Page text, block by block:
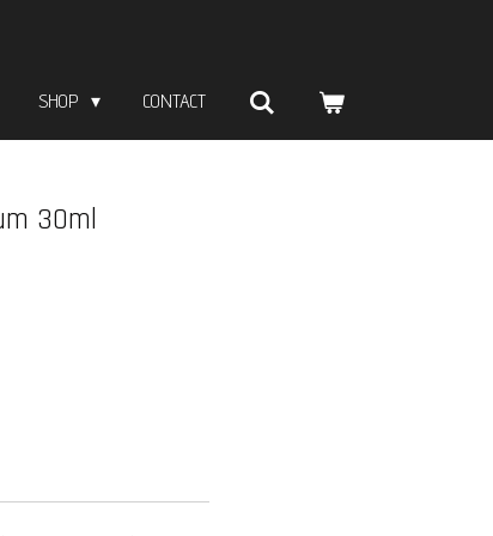
SHOP CONTACT
30ml